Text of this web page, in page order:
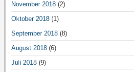
November 2018 (2)
Oktober 2018 (1)
September 2018 (8)
August 2018 (6)
Juli 2018 (9)